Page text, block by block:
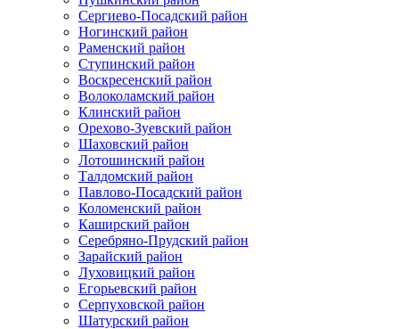
Сергиево-Посадский район
Ногинский район
Раменский район
Ступинский район
Воскресенский район
Волоколамский район
Клинский район
Орехово-Зуевский район
Шаховский район
Лотошинский район
Талдомский район
Павлово-Посадский район
Коломенский район
Каширский район
Серебряно-Прудский район
Зарайский район
Луховицкий район
Егорьевский район
Серпуховской район
Шатурский район